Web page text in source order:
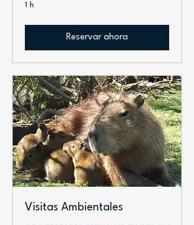
1 h
Reservar ahora
Visitas Ambientales